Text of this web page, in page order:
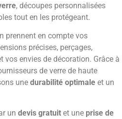
, découpes personnalisées
tout en les protégeant.
prennent en compte vos
précises, perçages,
vos envies de décoration. Grâce à
de verre de haute
une durabilité optimale et un
un devis gratuit et une prise de